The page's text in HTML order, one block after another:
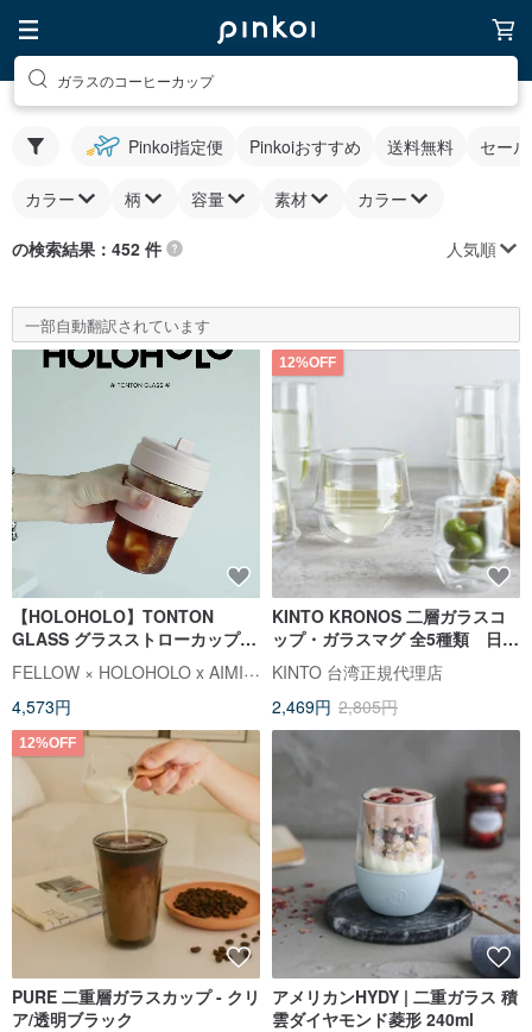
ガラスのコーヒーカップ
Pinkoi指定便 Pinkoiおすすめ 送料無料 セー
カラー 柄 容量 素材 カラー
の検索結果：452 件 人気順
一部自動翻訳されています
【HOLOHOLO】TONTON
GLASS グラスストローカップ
360ml
FELLOW × HOLOHOLO x AIMIA (エイミア)
4,573円
12%OFF
KINTO KRONOS 二層ガラスコ
ップ・ガラスマグ 全5種類 日本
製
KINTO 台湾正規代理店
2,469円 2,805円
12%OFF
PURE 二重層ガラスカップ - クリ
ア/透明ブラック
アメリカンHYDY | 二重ガラス 積
雲ダイヤモンド菱形 240ml